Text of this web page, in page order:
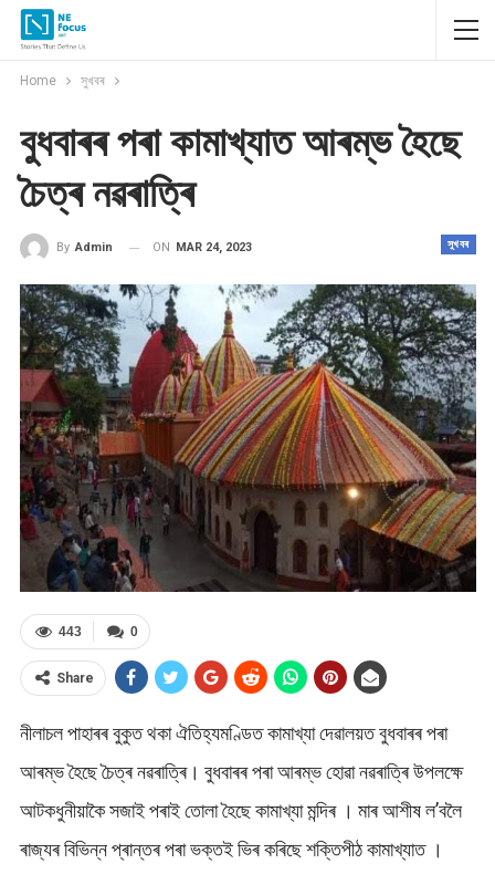
Home সুখবৰ
বুধবাৰৰ পৰা কামাখ্যাত আৰম্ভ হৈছে
চৈত্ৰ নৱৰাত্ৰি
সুখবৰ
By Admin ON MAR 24, 2023
0
443
Share
নীলাচল পাহাৰৰ বুকুত থকা ঐতিহ্যমণ্ডিত কামাখ্যা দেৱালয়ত বুধবাৰৰ পৰা
আৰম্ভ হৈছে চৈত্ৰ নৱৰাত্ৰি। বুধবাৰৰ পৰা আৰম্ভ হোৱা নৱৰাত্ৰি উপলক্ষে
আটকধুনীয়াকৈ সজাই পৰাই তোলা হৈছে কামাখ্যা মন্দিৰ । মাৰ আশীষ ল’বলৈ
ৰাজ্যৰ বিভিন্ন প্ৰান্তৰ পৰা ভক্তই ভিৰ কৰিছে শক্তিপীঠ কামাখ্যাত ।